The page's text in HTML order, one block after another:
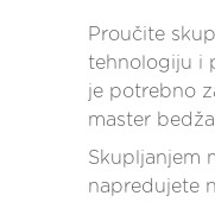
Proučite
tehnologiju i
je potrebno
master
Skupljanjem
napredujete